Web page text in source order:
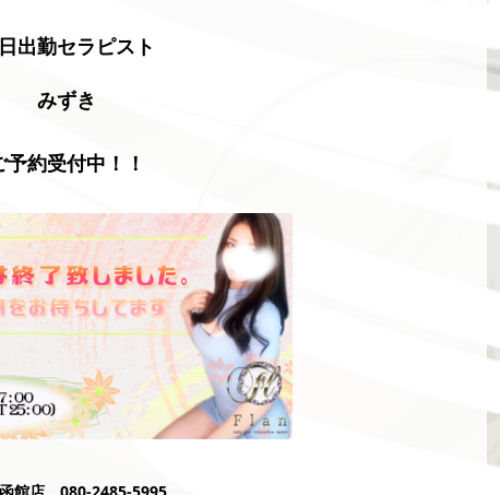
出勤セラピスト
みずき
予約受付中！！